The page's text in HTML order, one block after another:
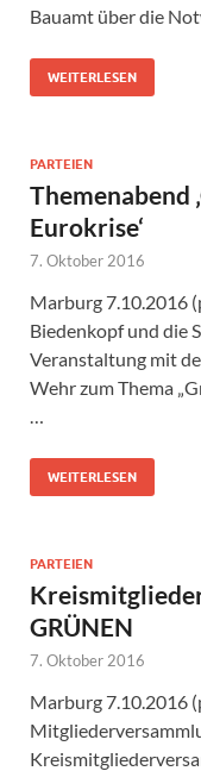
Bauamt über die
WEITERLESEN
PARTEIEN
Themenabend
Eurokrise‘
7. Oktober 2016
Marburg 7.10.2016
Biedenkopf und die
Veranstaltung mit
Wehr zum Thema
WEITERLESEN
PARTEIEN
GRÜNEN
7. Oktober 2016
Marburg 7.10.2016